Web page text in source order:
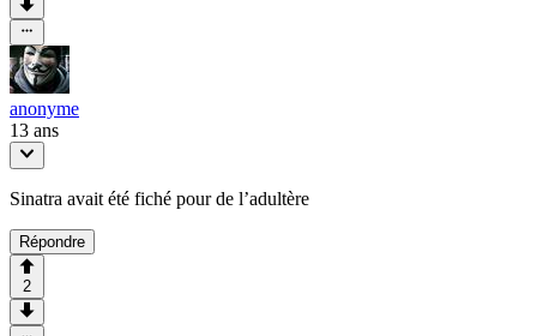
anonyme
13 ans
Sinatra avait été fiché pour de l’adultère
Répondre
2